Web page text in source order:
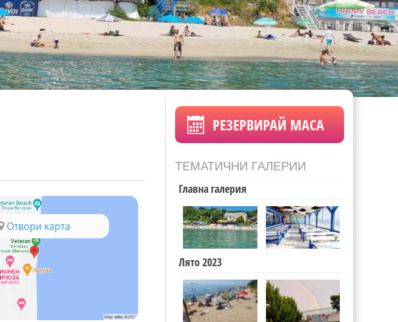
Отвори карта
РЕЗЕРВИРАЙ МАСА
ТЕМАТИЧНИ ГАЛЕРИИ
Главна галерия
Лято 2023